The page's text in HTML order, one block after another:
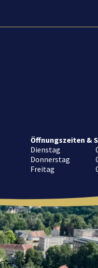
Öffnungszeiten &
Dienstag
Donnerstag
Freitag